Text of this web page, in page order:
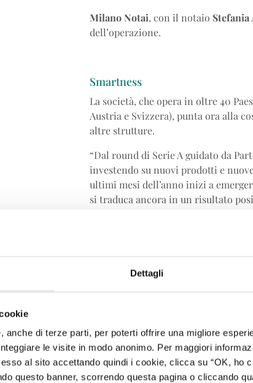
Dettagli
anche di terze parti, per poterti offrire una migliore
le visite in modo anonimo. Per maggiori
al sito accettando quindi i cookie, clicca su “OK, ho
questo banner, scorrendo questa pagina o cliccando
Milano Notai, con il notaio
dell’operazione.
Smartness
La società, che opera in oltre 40
Austria e Svizzera), punta ora alla
altre strutture.
“Dal round di Serie A guidato da
investendo su nuovi prodotti e
ultimi mesi dell’anno inizi a
si traduca ancora in un risultato
focus continuano a essere
L’obiettivo è aumentare
un'accelerazione importante negli
le idee chiare per crescere a ritmi
continuerà a pesare per il 70-80%.
selezionato alcune realtà in linea
Smartpricing e come single-point
company e stiamo vedendo che la
interconnette le varie soluzioni.”